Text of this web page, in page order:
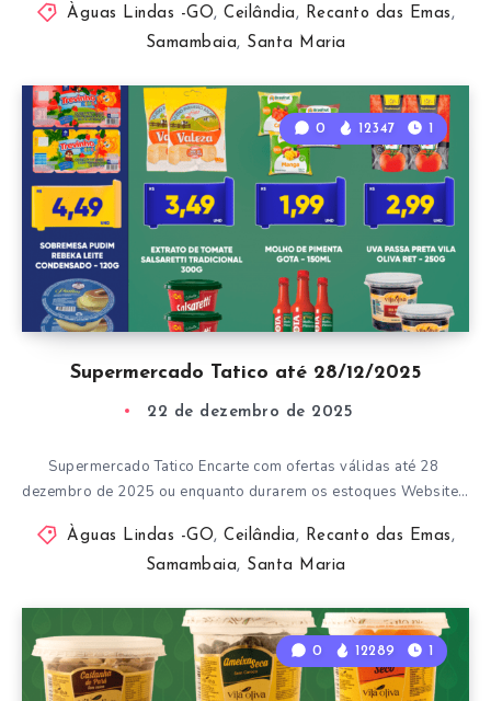
Àguas Lindas -GO,Ceilândia , Recanto das Emas ,
Samambaia, Santa Maria
Supermercado Tatico até 28/12/2025
0 12347 1
22 de dezembro de 2025
Supermercado Tatico Encarte com ofertas válidas até 28
dezembro de 2025 ou enquanto durarem os estoques Website…
Àguas Lindas -GO,Ceilândia , Recanto das Emas ,
Samambaia, Santa Maria
0 12289 1